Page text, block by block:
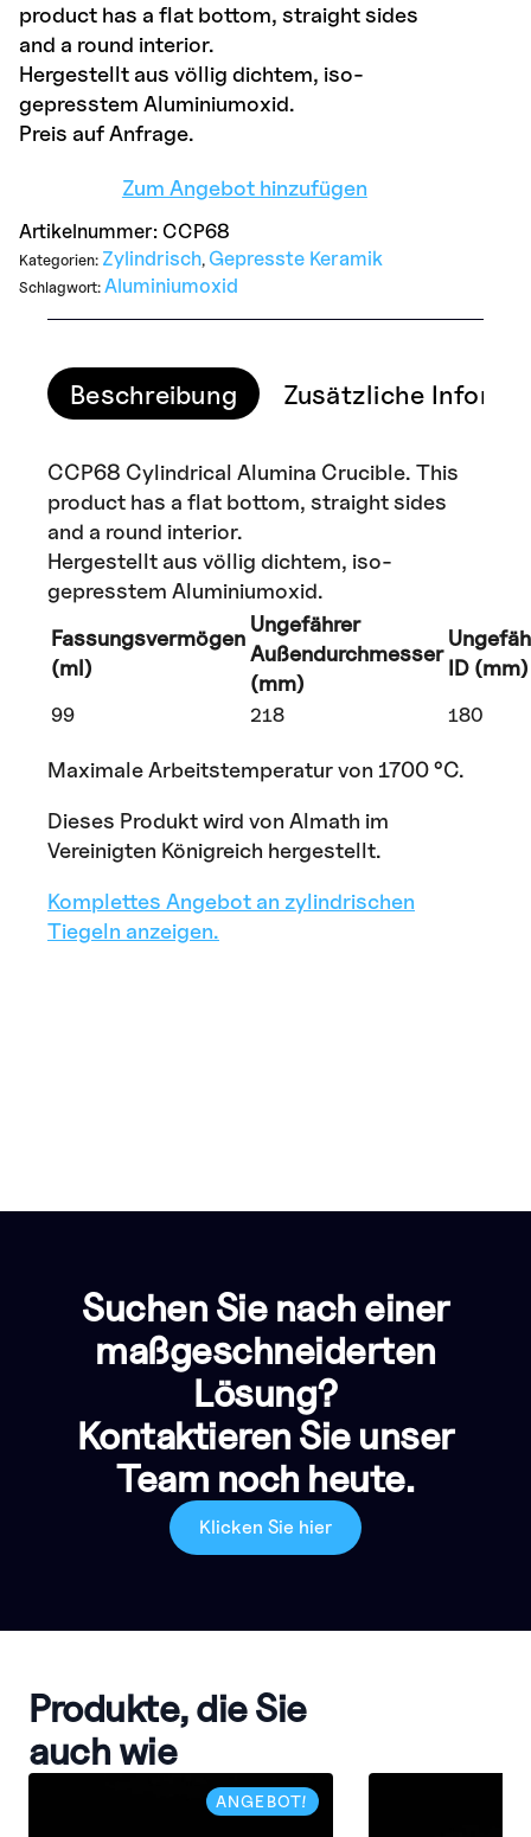
product has a flat bottom, straight sides
and a round interior.
Hergestellt aus völlig dichtem, iso-
gepresstem Aluminiumoxid.
Preis auf Anfrage.
Zum Angebot hinzufügen
Artikelnummer: CCP68
Kategorien: Zylindrisch, Gepresste Keramik
Schlagwort: Aluminiumoxid
Beschreibung Zusätzliche
CCP68 Cylindrical Alumina Crucible. This
product has a flat bottom, straight sides
and a round interior.
Hergestellt aus völlig dichtem, iso-
gepresstem Aluminiumoxid.
Fassungsvermögen
(ml)
Ungefährer
Außendurchmesser
(mm)
ID (mm)
99 218 180
Maximale Arbeitstemperatur von 1700 °C.
Dieses Produkt wird von Almath im
Vereinigten Königreich hergestellt.
Komplettes Angebot an zylindrischen
Tiegeln anzeigen.
Suchen Sie nach einer
maßgeschneiderten
Lösung?
Kontaktieren Sie unser
Team noch heute.
Klicken Sie hier
Produkte, die Sie
auch wie
ANGEBOT!